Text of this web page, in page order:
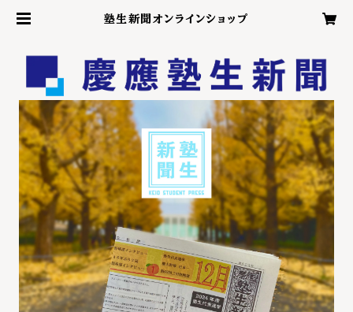
塾生新聞オンラインショップ